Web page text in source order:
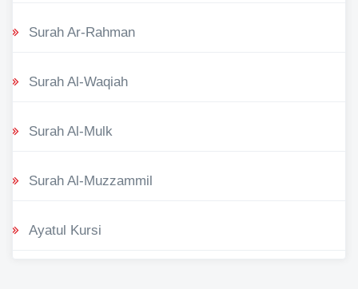
Surah Ar-Rahman
Surah Al-Waqiah
Surah Al-Mulk
Surah Al-Muzzammil
Ayatul Kursi